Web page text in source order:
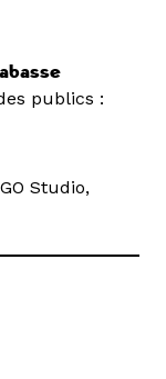
publics :
Studio,